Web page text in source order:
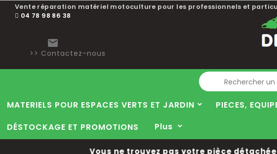
Vente réparation matériel motoculture pour les professionnels et
04 78 98 86 38

>> Contactez-nous
MATERIELS POUR ESPACES VERTS ET JARDIN PIECES,
DÉSTOCKAGE ET PROMOTIONS
Plus
Vous ne trouvez pas votre pièce détachée ?